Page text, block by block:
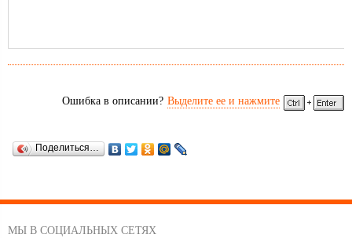
Палатка легко и быстро устанавливается
Дно изготовлено из прочного армированного полиэтилена
Внутренняя палатка, выполненная из "дышащего" полиэстера,
Удобная D-образная дверь на входе во внутреннюю палатку
Москитная сетка на входе в спальное отделение в полный размер
Внутренние карманы для мелочей
Ошибка в описании? Выделите ее и нажмите
Поделиться…
МЫ В СОЦИАЛЬНЫХ СЕТЯХ